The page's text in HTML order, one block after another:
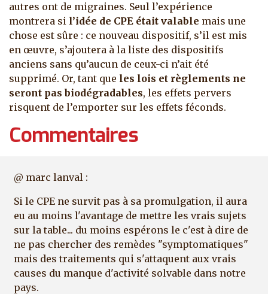
autres ont de migraines. Seul l’expérience
montrera si l’idée de CPE était valable mais une
chose est sûre : ce nouveau dispositif, s’il est mis
en œuvre, s’ajoutera à la liste des dispositifs
anciens sans qu’aucun de ceux-ci n’ait été
supprimé. Or, tant que les lois et règlements ne
seront pas biodégradables, les effets pervers
risquent de l’emporter sur les effets féconds.
Commentaires
@ marc lanval :
Si le CPE ne survit pas à sa promulgation, il aura
eu au moins l'avantage de mettre les vrais sujets
sur la table... du moins espérons le c'est à dire de
ne pas chercher des remèdes "symptomatiques"
mais des traitements qui s'attaquent aux vrais
causes du manque d'activité solvable dans notre
pays.